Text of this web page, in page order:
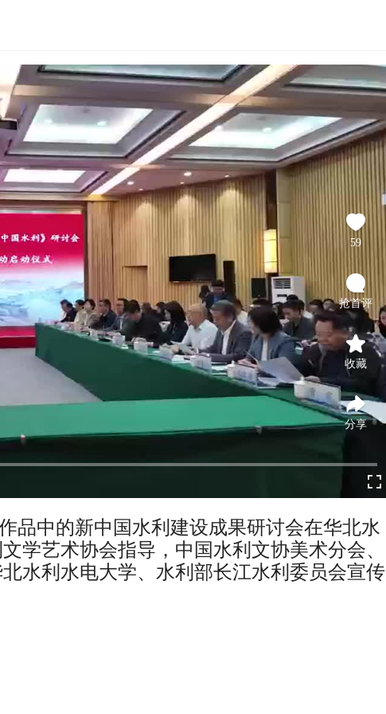
59
抢首评
收藏
分享
品中的新中国水利建设成果研讨会在华北水
学艺术协会指导，中国水利文协美术分会、
水利水电大学、水利部长江水利委员会宣传